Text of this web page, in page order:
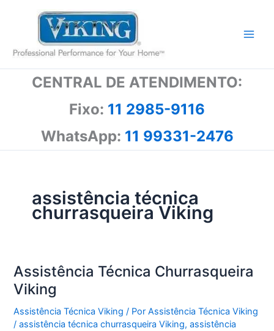
conteúdo
CENTRAL DE ATENDIMENTO:
Fixo: 11 2985-9116
WhatsApp: 11 99331-2476
assistência técnica
churrasqueira Viking
Assistência Técnica Churrasqueira
Viking
Assistência Técnica Viking / PorAssistência Técnica Viking
/assistência técnica churrasqueira Viking,assistência